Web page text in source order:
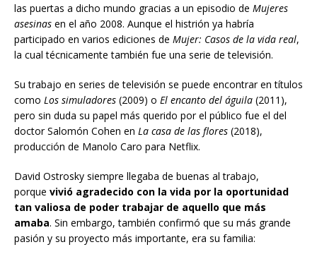
las puertas a dicho mundo gracias a un episodio de Mujeres
asesinas en el año 2008. Aunque el histrión ya habría
participado en varios ediciones de Mujer: Casos de la vida real,
la cual técnicamente también fue una serie de televisión.
Su trabajo en series de televisión se puede encontrar en títulos
como Los simuladores (2009) o El encanto del águila (2011),
pero sin duda su papel más querido por el público fue el del
doctor Salomón Cohen en La casa de las flores (2018),
producción de Manolo Caro para Netflix.
David Ostrosky siempre llegaba de buenas al trabajo,
porque vivió agradecido con la vida por la oportunidad
tan valiosa de poder trabajar de aquello que más
amaba. Sin embargo, también confirmó que su más grande
pasión y su proyecto más importante, era su familia: